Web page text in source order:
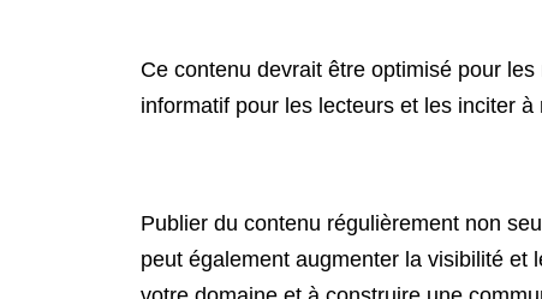
Ce contenu devrait être optimisé pour
informatif pour les lecteurs et les inciter
Publier du contenu régulièrement non
peut également augmenter la visibilité et